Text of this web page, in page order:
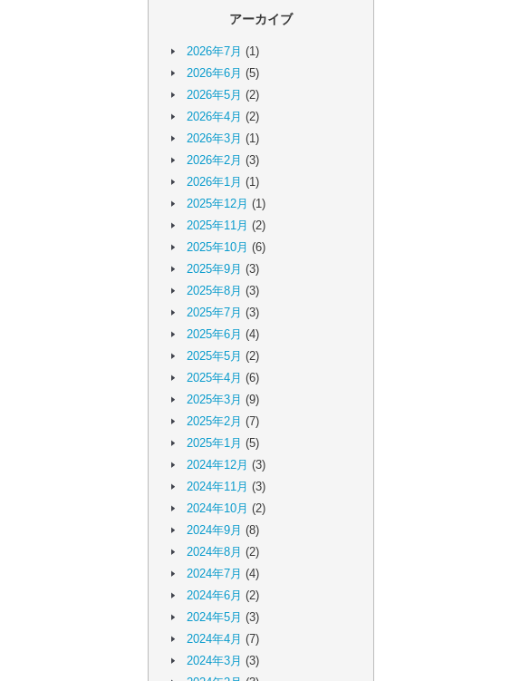
アーカイブ
2026年7月 (1)
2026年6月 (5)
2026年5月 (2)
2026年4月 (2)
2026年3月 (1)
2026年2月 (3)
2026年1月 (1)
2025年12月 (1)
2025年11月 (2)
2025年10月 (6)
2025年9月 (3)
2025年8月 (3)
2025年7月 (3)
2025年6月 (4)
2025年5月 (2)
2025年4月 (6)
2025年3月 (9)
2025年2月 (7)
2025年1月 (5)
2024年12月 (3)
2024年11月 (3)
2024年10月 (2)
2024年9月 (8)
2024年8月 (2)
2024年7月 (4)
2024年6月 (2)
2024年5月 (3)
2024年4月 (7)
2024年3月 (3)